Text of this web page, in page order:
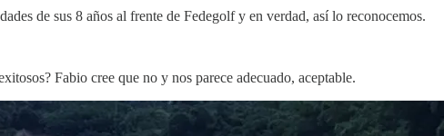
de sus 8 años al frente de Fedegolf y en verdad, así lo reconocemos.
Fabio cree que no y nos parece adecuado, aceptable.